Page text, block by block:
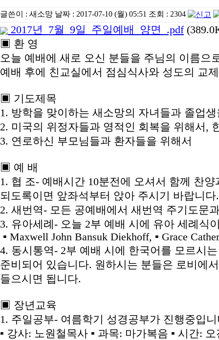
글쓴이 : 새소망 날짜 : 2017-07-10 (월) 05:51 조회 : 2304
2017년_7월_9일_주일예배_양면_.pdf
▣ 환 영
오늘 예배에 새로 오신 분들을 주님의 이름으
예배 후에 친교실에서 점심식사와 성도의 교
▣ 기도제목
1. 방학을 맞이하는 새소망의 자녀들과 졸업
2. 미국의 위정자들과 영적인 회복을 위해서,
3. 연로하신 부모님들과 환자들을 위해서
▣ 예 배
1. 협 조- 예배시간 10분전에 오셔서 함께 찬
되도록이면 앞좌석부터 앉아 주시기 바랍니다.
2. 새번역- 모든 공예배에서 새번역 주기도문
3. 유아세례- 오늘 2부 예배 시에 유아 세례식
▪ Maxwell John Bansuk Diekhoff, ▪ Grace
4. 동시통역- 2부 예배 시에 한국어를 모르시
준비되어 있습니다. 원하시는 분들은 로비에
들으시면 됩니다.
▣ 장년교육
1. 주일공부- 여름학기 성경공부가 진행중입
▪ 강사: 노원철목사 ▪ 과목: 마가복음 ▪ 시간: 오